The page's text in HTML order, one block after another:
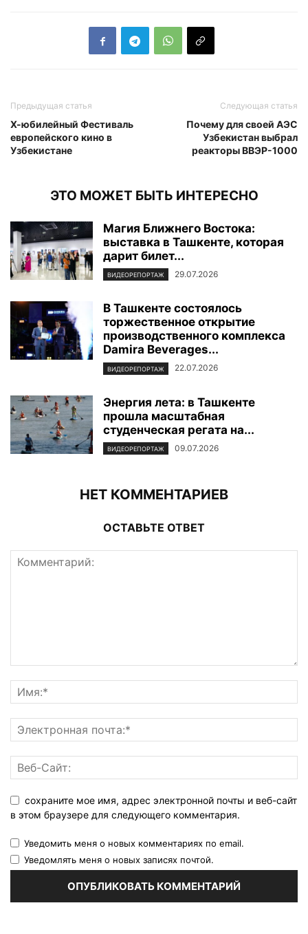
Предыдущая статья
Х-юбилейный Фестиваль
европейского кино в
Узбекистане
Следующая статья
Почему для своей АЭС
Узбекистан выбрал
реакторы ВВЭР-1000
ЭТО МОЖЕТ БЫТЬ ИНТЕРЕСНО
Магия Ближнего Востока:
выставка в Ташкенте, которая
дарит билет...
ВИДЕОРЕПОРТАЖ 29.07.2026
В Ташкенте состоялось
торжественное открытие
производственного комплекса
Damira Beverages...
ВИДЕОРЕПОРТАЖ 22.07.2026
Энергия лета: в Ташкенте
прошла масштабная
студенческая регата на...
ВИДЕОРЕПОРТАЖ 09.07.2026
НЕТ КОММЕНТАРИЕВ
ОСТАВЬТЕ ОТВЕТ
сохраните мое имя, адрес электронной почты и веб-сайт
в этом браузере для следующего комментария.
Уведомить меня о новых комментариях по email.
Уведомлять меня о новых записях почтой.